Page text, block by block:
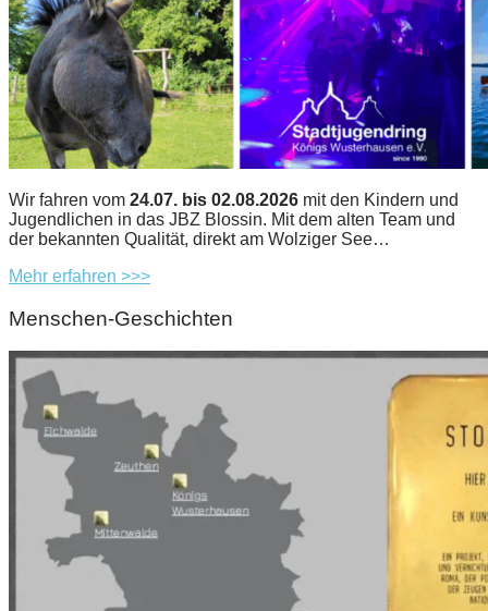
Wir fahren vom 24.07. bis 02.08.2026 mit den Kindern und
Jugendlichen in das JBZ Blossin. Mit dem alten Team und
der bekannten Qualität, direkt am Wolziger See…
Mehr erfahren >>>
Menschen-Geschichten